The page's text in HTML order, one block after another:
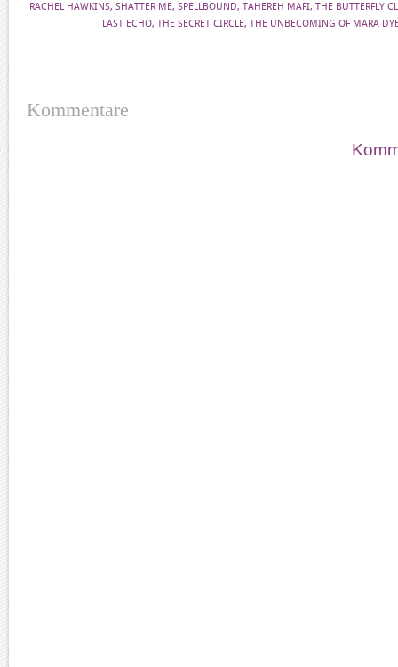
RACHEL HAWKINS, SHATTER ME, SPELLBOUND, TAHEREH MAFI, THE BUTTERFLY
LAST ECHO, THE SECRET CIRCLE, THE UNBECOMING OF MARA
Kommentare